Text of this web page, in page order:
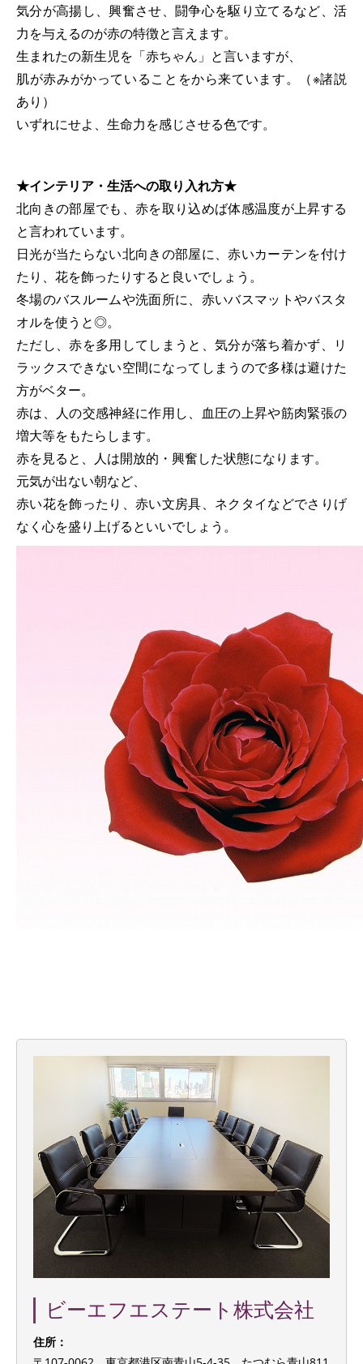
気分が高揚し、興奮させ、闘争心を駆り立てるなど、活
力を与えるのが赤の特徴と言えます。
生まれたの新生児を「赤ちゃん」と言いますが、
肌が赤みがかっていることをから来ています。（※諸説
あり）
いずれにせよ、生命力を感じさせる色です。
★インテリア・生活への取り入れ方★
北向きの部屋でも、赤を取り込めば体感温度が上昇する
と言われています。
日光が当たらない北向きの部屋に、赤いカーテンを付け
たり、花を飾ったりすると良いでしょう。
冬場のバスルームや洗面所に、赤いバスマットやバスタ
オルを使うと◎。
ただし、赤を多用してしまうと、気分が落ち着かず、リ
ラックスできない空間になってしまうので多様は避けた
方がベター。
赤は、人の交感神経に作用し、血圧の上昇や筋肉緊張の
増大等をもたらします。
赤を見ると、人は開放的・興奮した状態になります。
元気が出ない朝など、
赤い花を飾ったり、赤い文房具、ネクタイなどでさりげ
なく心を盛り上げるといいでしょう。
ビーエフエステート株式会社
住所：